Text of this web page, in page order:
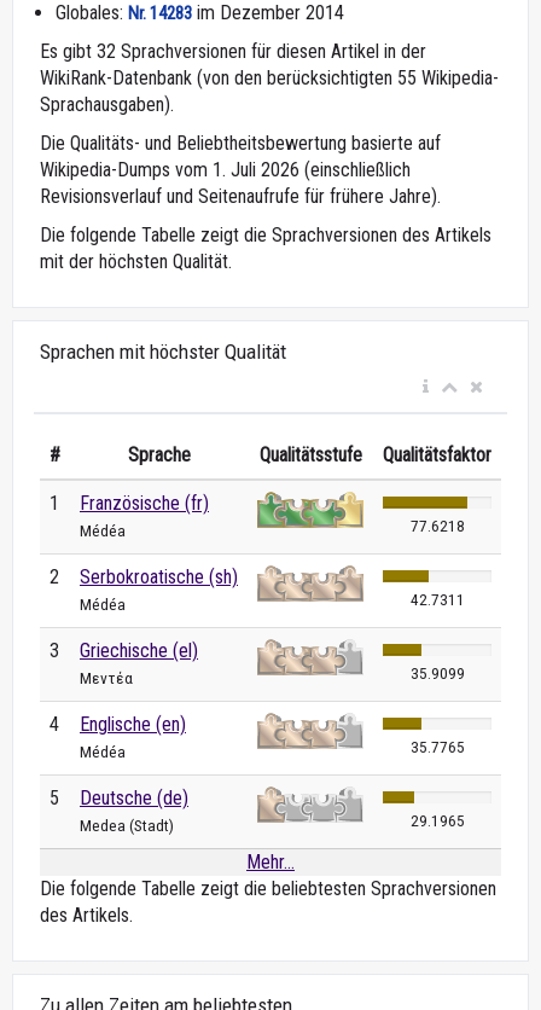
Globales: Nr. 14283 im Dezember 2014
Es gibt 32 Sprachversionen für diesen Artikel in der
WikiRank-Datenbank (von den berücksichtigten 55 Wikipedia-
Sprachausgaben).
Die Qualitäts- und Beliebtheitsbewertung basierte auf
Wikipedia-Dumps vom 1. Juli 2026 (einschließlich
Revisionsverlauf und Seitenaufrufe für frühere Jahre).
Die folgende Tabelle zeigt die Sprachversionen des Artikels
mit der höchsten Qualität.
Sprachen mit höchster Qualität
# Sprache Qualitätsstufe Qualitätsfaktor
1 Französische (fr)
Médéa 77.6218
2 Serbokroatische (sh)
Médéa 42.7311
3 Griechische (el)
Μεντέα 35.9099
4 Englische (en)
Médéa 35.7765
5 Deutsche (de)
Medea (Stadt) 29.1965
Mehr...
Die folgende Tabelle zeigt die beliebtesten Sprachversionen
des Artikels.
Zu allen Zeiten am beliebtesten